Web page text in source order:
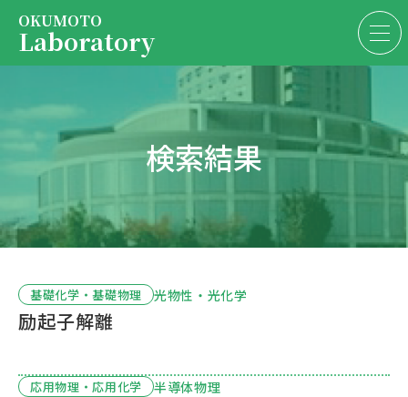
OKUMOTO
Laboratory
About us
President
EN JP
Contact us 検索結果
基礎化学・基礎物理 光物性・光化学
励起子解離
応用物理・応用化学 半導体物理